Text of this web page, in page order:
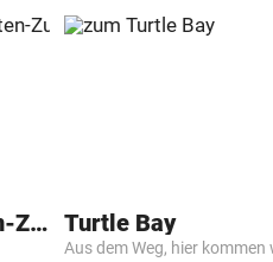
Esschert Kinder Garten-Zubehör Turtle Bay
Aus dem Weg, hier kommen